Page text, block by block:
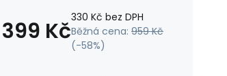
399 Kč330 Kč bez DPH
Běžná cena: 959 Kč
(-58%)